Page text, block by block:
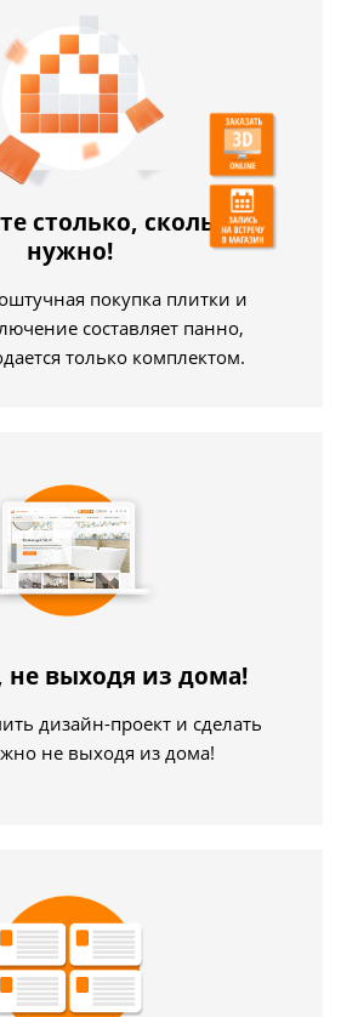
столько, сколько
нужно!
покупка плитки и
составляет панно,
только комплектом.
не выходя из дома!
дизайн-проект и сделать
не выходя из дома!